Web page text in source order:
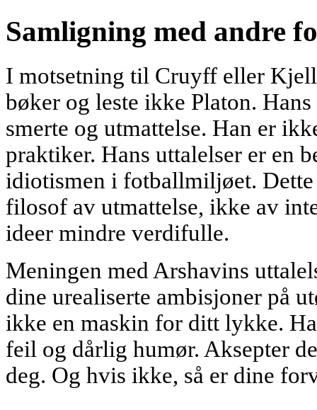
Samligning med andre
I motsetning til Cruyff eller
bøker og leste ikke Platon.
smerte og utmattelse. Han er
praktiker. Hans uttalelser er en
idiotismen i fotballmiljøet. Dette
filosof av utmattelse, ikke av
ideer mindre verdifulle.
Meningen med Arshavins
dine urealiserte ambisjoner på
ikke en maskin for ditt lykke.
feil og dårlig humør. Aksepter
deg. Og hvis ikke, så er dine